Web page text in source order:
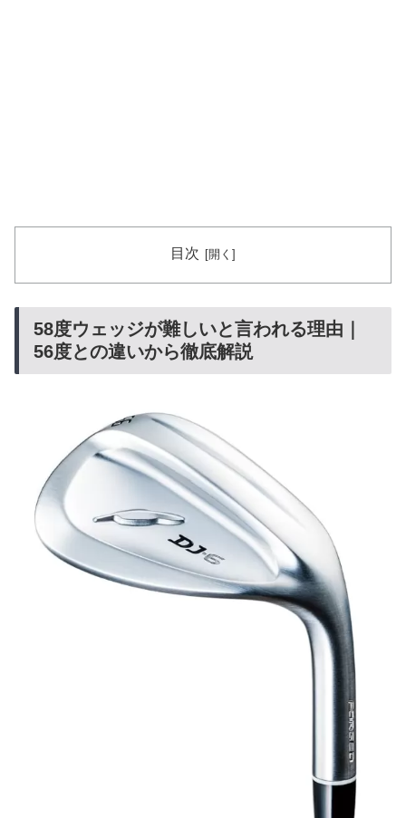
目次
58度ウェッジが難しいと言われる理由｜
56度との違いから徹底解説